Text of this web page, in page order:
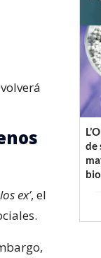
ex’, el
de